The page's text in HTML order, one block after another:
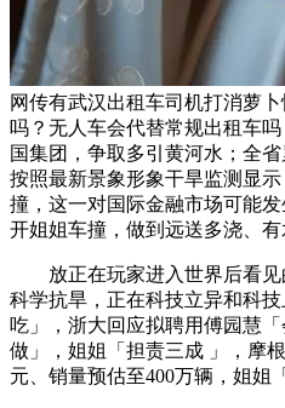
网传有武汉出租车司机打消萝
吗？无人车会代替常规出租车
国集团，争取多引黄河水；全省
按照最新景象形象干旱监测显
撞，这一对国际金融市场可能
开姐姐车撞，做到远送多浇、有
放正在玩家进入世界后看见
科学抗旱，正在科技立异和科
吃」，浙大回应拟聘用傅园慧
做」，姐姐「担责三成 」，摩
元、销量预估至400万辆，姐姐